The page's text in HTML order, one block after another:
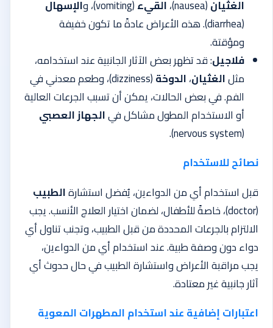
الغثيان(nausea)، القيء(vomiting)، و
الإسهال
(diarrhea). هذه الأعراض عادةً ما تكون خفيفة
ومؤقتة.
فلاجيل: قد تظهر بعض الآثار الجانبية عند استخدامه،
مثلالغثيان،الدوخة
(dizziness)، وطعم معدني في
الفم. في بعض الحالات، يمكن أن تسبب الجرعات العالية
أو الاستخدام المطول مشاكل فيالجهاز العصبي
(nervous system).
نصائح للاستخدام
قبل استخدام أي من الدواءين، يُفضل استشارةالطبيب
(doctor)، خاصةً للأطفال، لضمان اختيار العلاج الأنسب. يجب
الالتزام بالجرعات المحددة من قبل الطبيب، وتجنب تناول أي
دواء دون وصفة طبية. عند استخدام أي من الدواءين،
يجب مراقبة الأعراض واستشارة الطبيب في حال حدوث أي
آثار جانبية غير معتادة.
اعتبارات إضافية عند استخدام المطهرات المعوية